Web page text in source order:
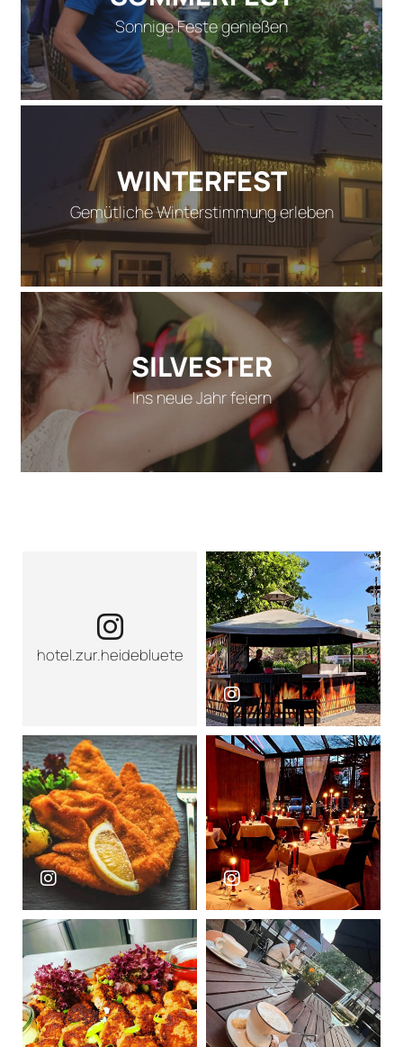
Sonnige Feste genießen
WINTERFEST
Gemütliche Winterstimmung erleben
SILVESTER
Ins neue Jahr feiern
hotel.zur.heideblueteInstagram-Seite von Hotel zur